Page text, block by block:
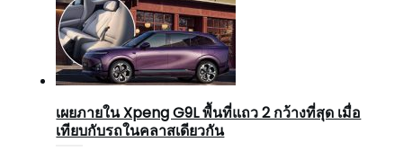
เผยภายใน Xpeng G9L พื้นที่แถว 2 กว้างที่สุด เมื่อ
เทียบกับรถในคลาสเดียวกัน